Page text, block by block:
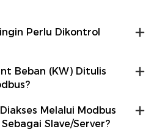
Perlu Dikontrol
Beban (kW) Ditulis
Melalui Modbus
Slave/server?